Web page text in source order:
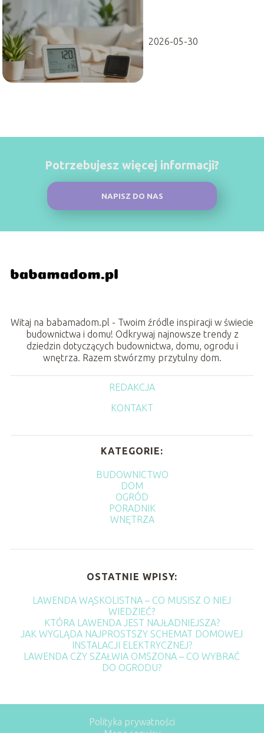
2026-05-30
Potrzebujesz więcej informacji?
NAPISZ DO NAS
Witaj na babamadom.pl - Twoim źródle inspiracji w świecie
budownictwa i domu! Odkrywaj najnowsze trendy z
dziedzin dotyczących budownictwa, domu, ogrodu i
wnętrza. Razem stwórzmy przytulny dom.
REDAKCJA
KONTAKT
KATEGORIE:
BUDOWNICTWO
DOM
OGRÓD
PORADNIK
WNĘTRZA
OSTATNIE WPISY:
LAWENDA WĄSKOLISTNA – CO MUSISZ O NIEJ
WIEDZIEĆ?
KTÓRA LAWENDA JEST NAJŁADNIEJSZA?
JAK WYGLĄDA NAJPROSTSZY SCHEMAT DOMOWEJ
INSTALACJI ELEKTRYCZNEJ?
LAWENDA CZY SZAŁWIA OMSZONA – CO WYBRAĆ
DO OGRODU?
Polityka prywatności